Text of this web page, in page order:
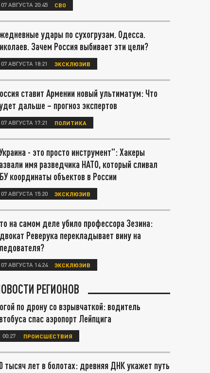
07 АВГУСТА 20:45 СВО
удары по сухогрузам. Одесса.
Зачем Россия выбивает эти цели?
07 АВГУСТА 18:21 ЭКСКЛЮЗИВ
ставит Армении новый ультиматум: Что
дальше – прогноз экспертов
07 АВГУСТА 17:21 ПОЛИТИКА
- это просто инструмент": Хакеры
имя разведчика НАТО, который сливал
координаты объектов в России
07 АВГУСТА 15:20 ЭКСКЛЮЗИВ
на самом деле убило профессора Зезина:
Реверука перекладывает вину на
07 АВГУСТА 14:24 ЭКСКЛЮЗИВ
РЕГИОНОВ
по дрону со взрывчаткой: водитель
спас аэропорт Лейпцига
00:27 ПРОИСШЕСТВИЯ
тысяч лет в болотах: древняя ДНК укажет путь